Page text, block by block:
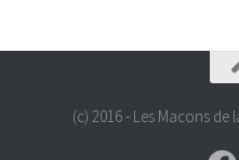
(c) 2016 - Les Macons de